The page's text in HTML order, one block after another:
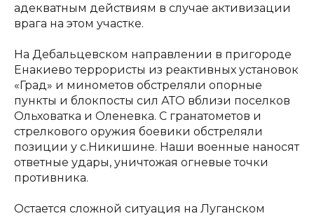
адекватным действиям в случае активизации
врага на этом участке.
На Дебальцевском направлении в пригороде
Енакиево террористы из реактивных установок
«Град» и минометов обстреляли опорные
пункты и блокпосты сил АТО вблизи поселков
Ольховатка и Оленевка. С гранатометов и
стрелкового оружия боевики обстреляли
позиции у с.Никишине. Наши военные наносят
ответные удары, уничтожая огневые точки
противника.
Остается сложной ситуация на Луганском